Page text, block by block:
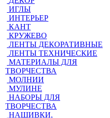
ИГЛЫ
ИНТЕРЬЕР
КАНТ
КРУЖЕВО
ЛЕНТЫ ДЕКОРАТИВНЫЕ
ЛЕНТЫ ТЕХНИЧЕСКИЕ
МАТЕРИАЛЫ ДЛЯ
ТВОРЧЕСТВА
МОЛНИИ
МУЛИНЕ
НАБОРЫ ДЛЯ
ТВОРЧЕСТВА
НАШИВКИ,